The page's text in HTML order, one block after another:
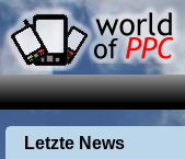
Letzte News